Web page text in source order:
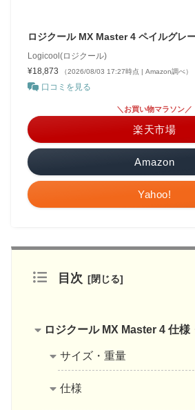
ロジクール MX Master 4 ペイルグレ
Logicool(ロジクール)
¥18,873
（2026/08/03 17:27時点 | Amazon調べ）
口コミを見る
Amazon
＼お買い物マラソン／
楽天市場
Yahoo!
目次
ロジクール MX Master 4 仕様
サイズ・重量
仕様